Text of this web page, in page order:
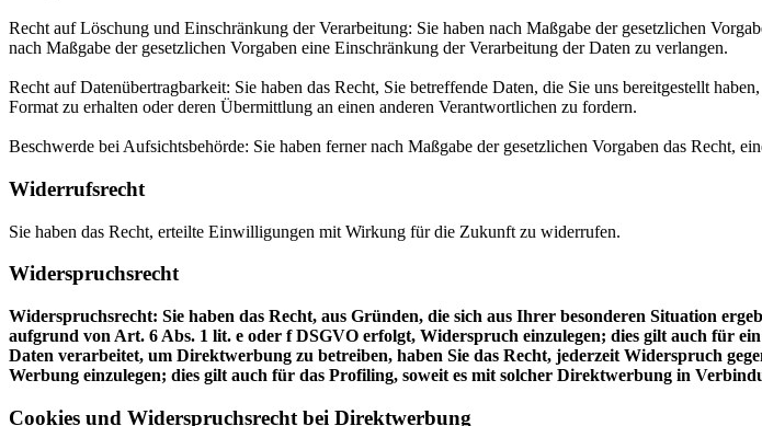
Recht auf Löschung und Einschränkung der Verarbeitung: Sie haben nach Maßgabe der gesetzlichen
nach Maßgabe der gesetzlichen Vorgaben eine Einschränkung der Verarbeitung der Daten zu verlangen.
Recht auf Datenübertragbarkeit: Sie haben das Recht, Sie betreffende Daten, die Sie uns bereitgestellt
Format zu erhalten oder deren Übermittlung an einen anderen Verantwortlichen zu fordern.
Beschwerde bei Aufsichtsbehörde: Sie haben ferner nach Maßgabe der gesetzlichen Vorgaben das Recht,
Widerrufsrecht
Sie haben das Recht, erteilte Einwilligungen mit Wirkung für die Zukunft zu widerrufen.
Widerspruchsrecht
Widerspruchsrecht: Sie haben das Recht, aus Gründen, die sich aus Ihrer besonderen Situation
aufgrund von Art. 6 Abs. 1 lit. e oder f DSGVO erfolgt, Widerspruch einzulegen; dies gilt auch für
Daten verarbeitet, um Direktwerbung zu betreiben, haben Sie das Recht, jederzeit Widerspruch
Werbung einzulegen; dies gilt auch für das Profiling, soweit es mit solcher Direktwerbung in
Cookies und Widerspruchsrecht bei Direktwerbung